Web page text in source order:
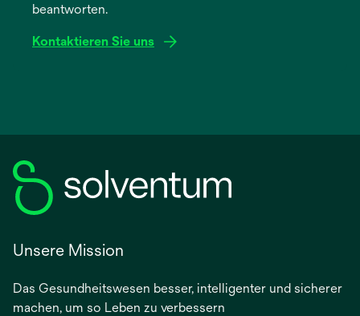
Registerkarte
beantworten.
Kontaktieren Sie uns
Unsere Mission
Das Gesundheitswesen besser, intelligenter und sicherer
machen, um so Leben zu verbessern